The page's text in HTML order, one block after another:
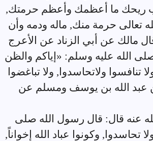
ريحك ما أعظمك وأعظم حرمتك,
تعالى حرمة منك, ماله ودمه وأن
مالك عن أبي الزناد عن الأعرج
الله عليه وسلم: «إياكم والظن
ولاتحاسدوا, ولا تباغضوا
عن عبد الله بن يوسف ومسلم عن
عنه قال: قال رسول الله صلى
تحاسدوا, وكونوا عباد الله إخواناً,